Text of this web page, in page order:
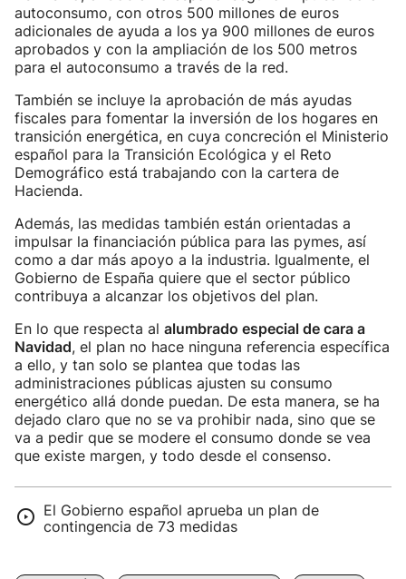
autoconsumo, con otros 500 millones de euros
adicionales de ayuda a los ya 900 millones de euros
aprobados y con la ampliación de los 500 metros
para el autoconsumo a través de la red.
También se incluye la aprobación de más ayudas
fiscales para fomentar la inversión de los hogares en
transición energética, en cuya concreción el Ministerio
español para la Transición Ecológica y el Reto
Demográfico está trabajando con la cartera de
Hacienda.
Además, las medidas también están orientadas a
impulsar la financiación pública para las pymes, así
como a dar más apoyo a la industria. Igualmente, el
Gobierno de España quiere que el sector público
contribuya a alcanzar los objetivos del plan.
En lo que respecta al alumbrado especial de cara a
Navidad, el plan no hace ninguna referencia específica
a ello, y tan solo se plantea que todas las
administraciones públicas ajusten su consumo
energético allá donde puedan. De esta manera, se ha
dejado claro que no se va prohibir nada, sino que se
va a pedir que se modere el consumo donde se vea
que existe margen, y todo desde el consenso.
El Gobierno español aprueba un plan de
contingencia de 73 medidas